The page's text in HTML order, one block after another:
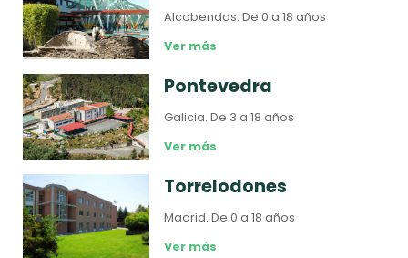
Alcobendas.De 0 a 18 años
Ver más
Pontevedra
Galicia.De 3 a 18 años
Ver más
Torrelodones
Madrid.De 0 a 18 años
Ver más